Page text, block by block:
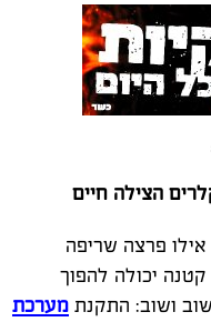
הצילה חיים
פרצה שריפה
יכולה להפוך
ושוב: התקנת מערכת